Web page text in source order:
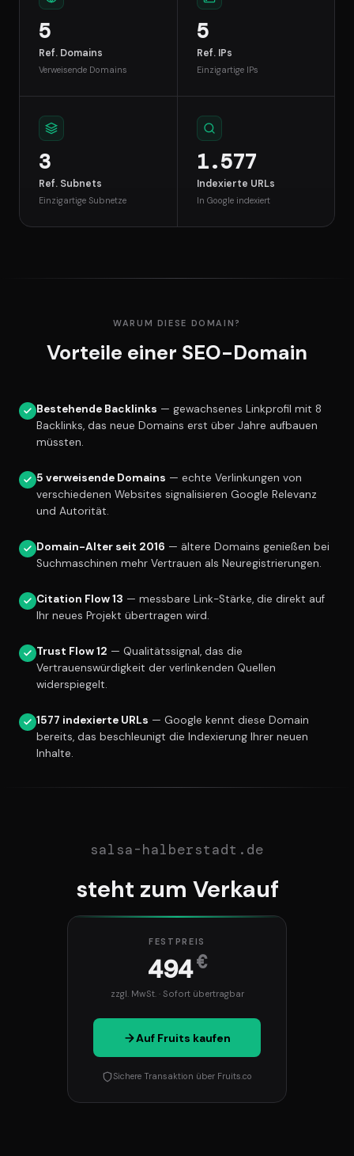
5
Ref. Domains
Verweisende Domains
5
Ref. IPs
Einzigartige IPs
3
Ref. Subnets
Einzigartige Subnetze
1.577
Indexierte URLs
In Google indexiert
WARUM DIESE DOMAIN?
Vorteile einer SEO-Domain
Bestehende Backlinks — gewachsenes Linkprofil mit 8
Backlinks, das neue Domains erst über Jahre aufbauen
müssten.
5 verweisende Domains — echte Verlinkungen von
verschiedenen Websites signalisieren Google Relevanz
und Autorität.
Domain-Alter seit 2016 — ältere Domains genießen bei
Suchmaschinen mehr Vertrauen als Neuregistrierungen.
Citation Flow 13 — messbare Link-Stärke, die direkt auf
Ihr neues Projekt übertragen wird.
Trust Flow 12 — Qualitätssignal, das die
Vertrauenswürdigkeit der verlinkenden Quellen
widerspiegelt.
1577 indexierte URLs — Google kennt diese Domain
bereits, das beschleunigt die Indexierung Ihrer neuen
Inhalte.
salsa-halberstadt.de
steht zum Verkauf
FESTPREIS
494€
zzgl. MwSt. · Sofort übertragbar
Auf Fruits kaufen
Sichere Transaktion über Fruits.co